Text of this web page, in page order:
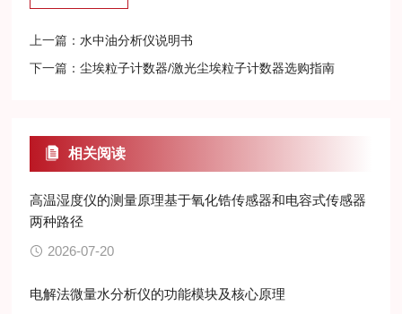
上一篇：水中油分析仪说明书
下一篇：尘埃粒子计数器/激光尘埃粒子计数器选购指南
相关阅读
高温湿度仪的测量原理基于氧化锆传感器和电容式传感器
两种路径
2026-07-20
电解法微量水分析仪的功能模块及核心原理